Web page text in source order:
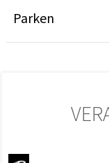
Parken